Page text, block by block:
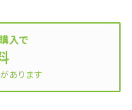
入で
あります